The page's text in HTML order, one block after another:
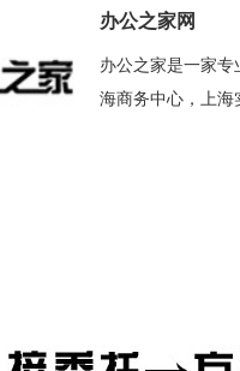
办公之家网
办公之家是一家
海商务中心，上海